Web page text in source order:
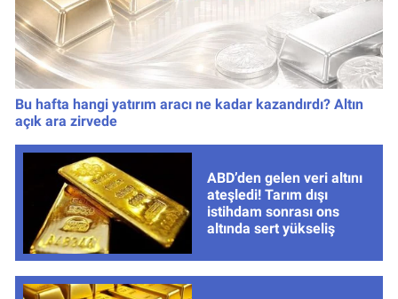
Bu hafta hangi yatırım aracı ne kadar kazandırdı? Altın
açık ara zirvede
ABD’den gelen veri altını
ateşledi! Tarım dışı
istihdam sonrası ons
altında sert yükseliş